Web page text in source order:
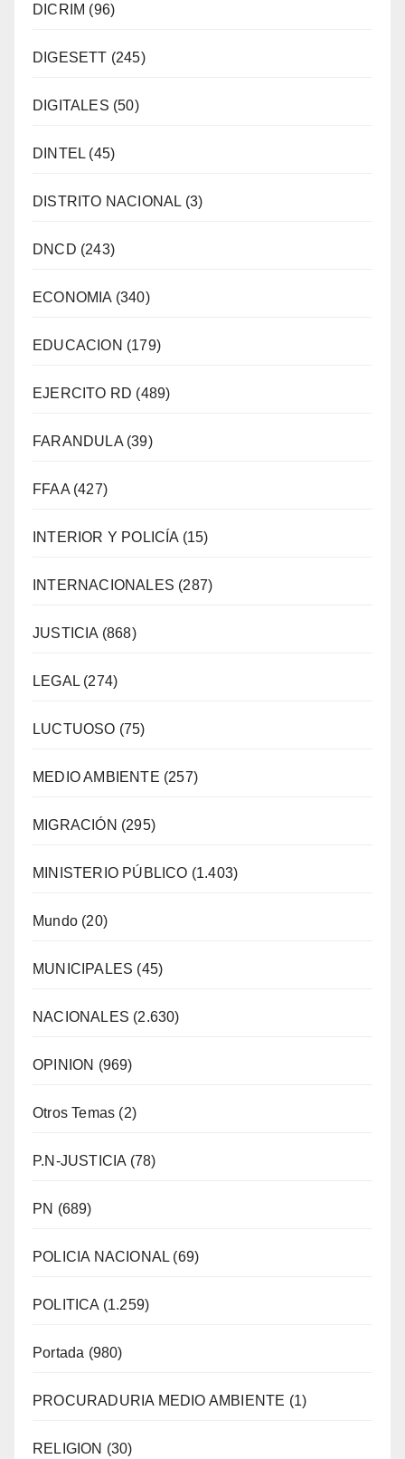
DICRIM (96)
DIGESETT (245)
DIGITALES (50)
DINTEL (45)
DISTRITO NACIONAL (3)
DNCD (243)
ECONOMIA (340)
EDUCACION (179)
EJERCITO RD (489)
FARANDULA(39)
FFAA(427)
INTERIOR Y POLICÍA (15)
INTERNACIONALES (287)
JUSTICIA (868)
LEGAL (274)
LUCTUOSO (75)
MEDIO AMBIENTE (257)
MIGRACIÓN (295)
MINISTERIO PÚBLICO (1.403)
Mundo (20)
MUNICIPALES (45)
NACIONALES (2.630)
OPINION (969)
Otros Temas (2)
P.N-JUSTICIA (78)
PN (689)
POLICIA NACIONAL (69)
POLITICA (1.259)
Portada (980)
PROCURADURIA MEDIO AMBIENTE (1)
RELIGION (30)